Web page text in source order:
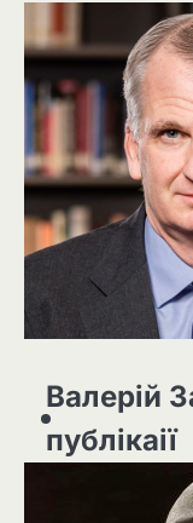
Валерій
публікаії